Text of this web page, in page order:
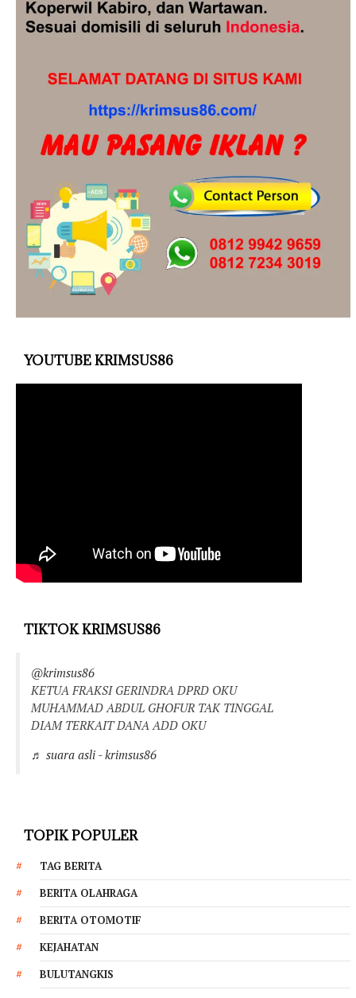
YOUTUBE KRIMSUS86
TIKTOK KRIMSUS86
@krimsus86
KETUA FRAKSI GERINDRA DPRD OKU
MUHAMMAD ABDUL GHOFUR TAK TINGGAL
DIAM TERKAIT DANA ADD OKU
♬ suara asli - krimsus86
TOPIK POPULER
TAG BERITA
BERITA OLAHRAGA
BERITA OTOMOTIF
KEJAHATAN
BULUTANGKIS